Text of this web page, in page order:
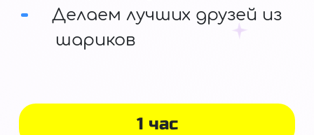
1 час
Делаем лучших друзей из
шариков